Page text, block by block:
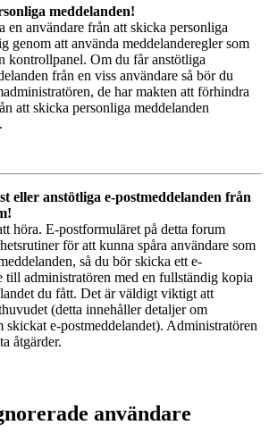
meddelanden!
en användare från att skicka personliga
genom att använda meddelanderegler som
kontrollpanel. Om du får anstötliga
från en viss användare så bör du
de har makten att förhindra
att skicka personliga meddelanden
eller anstötliga e-postmeddelanden från
höra. E-postformuläret på detta forum
för att kunna spåra användare som
så du bör skicka ett e-
till administratören med en fullständig kopia
du fått. Det är väldigt viktigt att
(detta innehåller detaljer om
skickat e-postmeddelandet). Administratören
åtgärder.
användare